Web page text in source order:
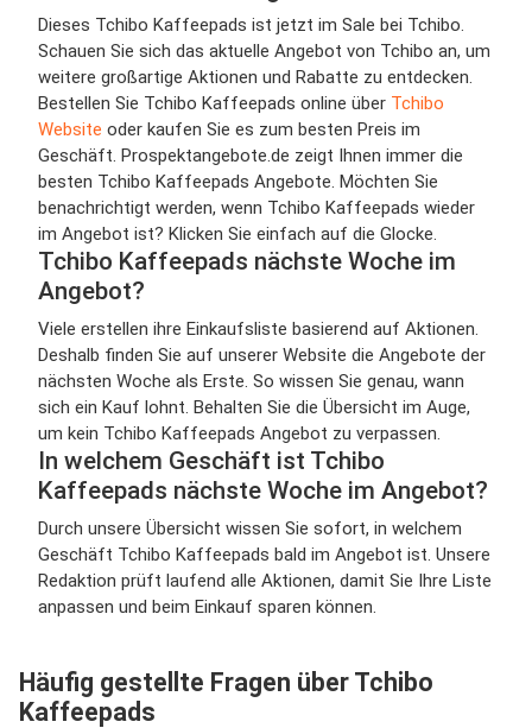
Dieses Tchibo Kaffeepads ist jetzt im Sale bei Tchibo.
Schauen Sie sich das aktuelle Angebot von Tchibo an, um
weitere großartige Aktionen und Rabatte zu entdecken.
Bestellen Sie Tchibo Kaffeepads online über Tchibo
Website oder kaufen Sie es zum besten Preis im
Geschäft. Prospektangebote.de zeigt Ihnen immer die
besten Tchibo Kaffeepads Angebote. Möchten Sie
benachrichtigt werden, wenn Tchibo Kaffeepads wieder
im Angebot ist? Klicken Sie einfach auf die Glocke.
Tchibo Kaffeepads nächste Woche im
Angebot?
Viele erstellen ihre Einkaufsliste basierend auf Aktionen.
Deshalb finden Sie auf unserer Website die Angebote der
nächsten Woche als Erste. So wissen Sie genau, wann
sich ein Kauf lohnt. Behalten Sie die Übersicht im Auge,
um kein Tchibo Kaffeepads Angebot zu verpassen.
In welchem Geschäft ist Tchibo
Kaffeepads nächste Woche im Angebot?
Durch unsere Übersicht wissen Sie sofort, in welchem
Geschäft Tchibo Kaffeepads bald im Angebot ist. Unsere
Redaktion prüft laufend alle Aktionen, damit Sie Ihre Liste
anpassen und beim Einkauf sparen können.
Häufig gestellte Fragen über Tchibo
Kaffeepads